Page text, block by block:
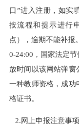
口”进入注册，如实
按流程和提示进行
点），逾期不能补报
0-24:00，国家法定
放时间以该网站弹
一种教师资格，成功
格证书。
2.网上申报注意事项